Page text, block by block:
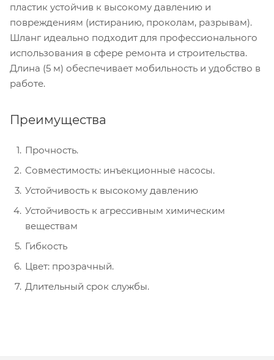
пластик устойчив к высокому давлению и
повреждениям (истиранию, проколам, разрывам).
Шланг идеально подходит для профессионального
использования в сфере ремонта и строительства.
Длина (5 м) обеспечивает мобильность и удобство в
работе.
Преимущества
Прочность.
Совместимость: инъекционные насосы.
Устойчивость к высокому давлению
Устойчивость к агрессивным химическим
веществам
Гибкость
Цвет: прозрачный.
Длительный срок службы.